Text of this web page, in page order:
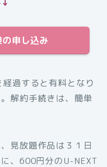
申し込み
過すると有料となり
解約手続きは、簡単
見放題作品は３１日
、600円分のU-NEXT